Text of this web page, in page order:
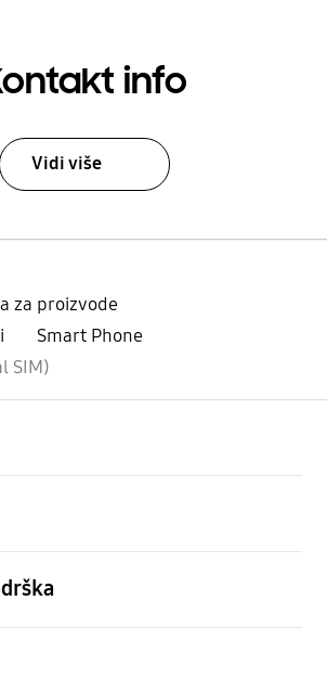
info
Vidi više
za proizvode
Smart Phone
SIM)